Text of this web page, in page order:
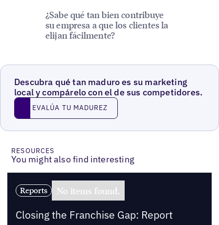
¿Sabe qué tan bien contribuye
su empresa a que los clientes la
elijan fácilmente?
Descubra qué tan maduro es su marketing
local y compárelo con el de sus competidores.
EVALÚA TU MADUREZ
EVALÚA TU MADUREZ
RESOURCES
You might also find interesting
Reports No items found.
Closing the Franchise Gap: Report